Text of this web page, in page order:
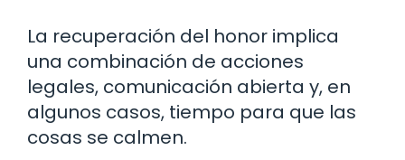
La recuperación del honor implica
una combinación de acciones
legales, comunicación abierta y, en
algunos casos, tiempo para que las
cosas se calmen.